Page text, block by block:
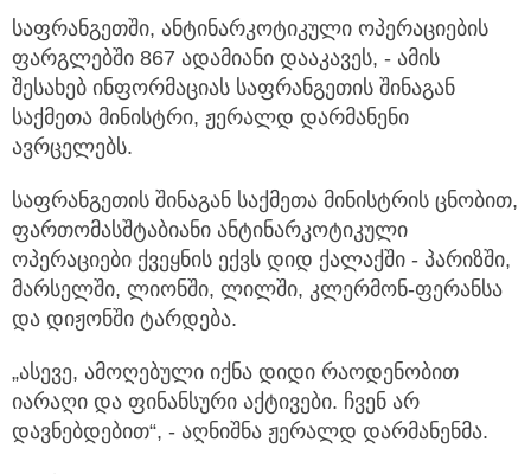
საფრანგეთში, ანტინარკოტიკული ოპერაციების
ფარგლებში 867 ადამიანი დააკავეს, - ამის
შესახებ ინფორმაციას საფრანგეთის შინაგან
საქმეთა მინისტრი, ჟერალდ დარმანენი
ავრცელებს.
საფრანგეთის შინაგან საქმეთა მინისტრის ცნობით,
ფართომასშტაბიანი ანტინარკოტიკული
ოპერაციები ქვეყნის ექვს დიდ ქალაქში - პარიზში,
მარსელში, ლიონში, ლილში, კლერმონ-ფერანსა
და დიჟონში ტარდება.
„ასევე, ამოღებული იქნა დიდი რაოდენობით
იარაღი და ფინანსური აქტივები. ჩვენ არ
დავნებდებით“, - აღნიშნა ჟერალდ დარმანენმა.